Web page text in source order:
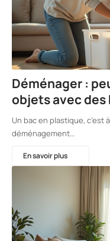
Déménager :
objets avec des
Un bac en plastique, c’est
déménagement…
En savoir plus